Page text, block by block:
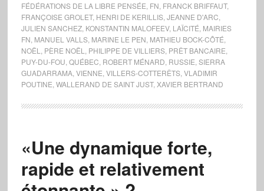
FÉDÉRATIONS DE LA LIBRE PENSÉE FN FRANCK BRIFFAUT,
FRANÇOISE GROLET, HENRI DE KERILLIS, JEANNE D'ARC
JULIEN SANCHEZ, KONSTANTIN MALOFEEV, LAÏCITÉ MAIRIES
FN MANUEL VALLS, MARINE LE PEN MATHIEU BOCK-CÔTÉ
NOËL
PÈRE NOËL PHILIPPE DE VILLIERS, PRÊT BANCAIRE
PUY-DU-FOU QUÉBEC ROBERT MÉNARD RUSSIE SIERRA
GUADARRAMA, VIENNE VILLERS-COTTERÊTS, VLADIMIR
POUTINE WALLERAND DE SAINT JUST, XAVIER BERTRAND
«Une dynamique forte,
rapide et relativement